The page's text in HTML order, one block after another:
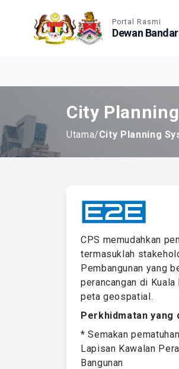
Portal Rasmi
Dewan
City
Utama/City Planning
CPS memudahkan
termasuklah
Pembangunan yang
perancangan di
peta geospatial.
Perkhidmatan yang
* Semakan
Lapisan Kawalan
Bangunan